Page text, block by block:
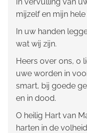
mijzelf en mijn
In uw handen
wat wij zijn.
Heers over ons, o
uwe worden in
smart, bij goede
en in dood.
O heilig Hart van
harten in de